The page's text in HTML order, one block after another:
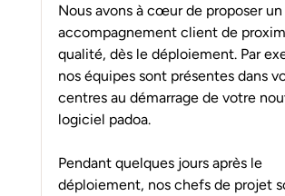
Nous avons à cœur de proposer un
accompagnement client de
qualité, dès le déploiement. Par
nos équipes sont présentes dans
centres au démarrage de votre
logiciel padoa.
Pendant quelques jours après le
déploiement, nos chefs de projet